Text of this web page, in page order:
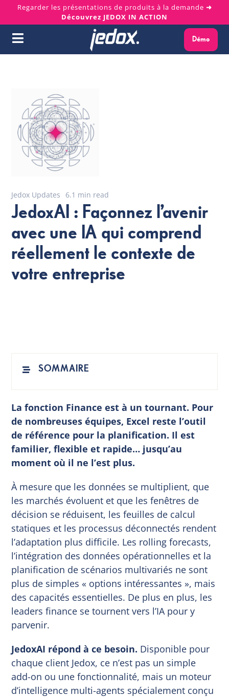
content
Regarder les présentations de produits à la demande ➜
Découvrez JEDOX IN ACTION
Toggle
Solutions
Plateforme
Services
Ressources
FR
Démo
Jedox Updates 6.1 min read
JedoxAI : Façonnez l’avenir
avec une IA qui comprend
réellement le contexte de
votre entreprise
SOMMAIRE
La fonction Finance est à un tournant. Pour
de nombreuses équipes, Excel reste l’outil
de référence pour la planification. Il est
familier, flexible et rapide… jusqu’au
moment où il ne l’est plus.
À mesure que les données se multiplient, que
les marchés évoluent et que les fenêtres de
décision se réduisent, les feuilles de calcul
statiques et les processus déconnectés rendent
l’adaptation plus difficile. Les rolling forecasts,
l’intégration des données opérationnelles et la
planification de scénarios multivariés ne sont
plus de simples « options intéressantes », mais
des capacités essentielles. De plus en plus, les
leaders finance se tournent vers l’IA pour y
parvenir.
JedoxAI répond à ce besoin. Disponible pour
chaque client Jedox, ce n’est pas un simple
add-on ou une fonctionnalité, mais un moteur
d’intelligence multi-agents spécialement conçu